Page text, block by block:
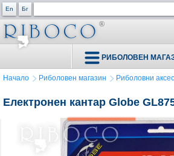
En Бг
РИБОЛОВЕН
Начало Риболовен магазин Риболовни
Електронен кантар Globe